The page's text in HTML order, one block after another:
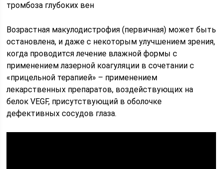
тромбоза глубоких вен
Возрастная макулодистрофия (первичная) может быть
остановлена, и даже с некоторым улучшением зрения,
когда проводится лечение влажной формы с
применением лазерной коагуляции в сочетании с
«прицельной терапией» – применением
лекарственных препаратов, воздействующих на
белок VEGF, присутствующий в оболочке
дефективных сосудов глаза.